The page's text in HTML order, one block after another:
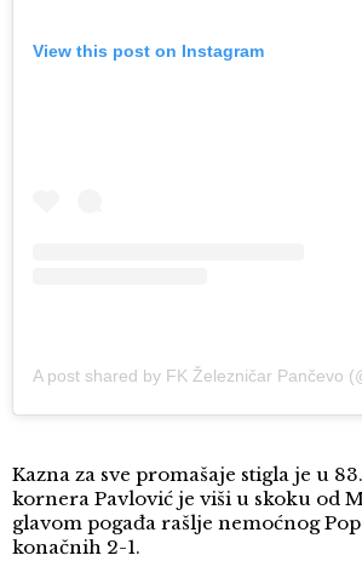
View this post on Instagram
Kazna za sve promašaje stigla je u
kornera Pavlović je viši u skoku od
glavom pogađa rašlje nemoćnog
konačnih 2-1.